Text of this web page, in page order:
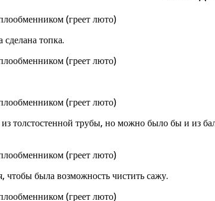
топка.
толстостенной трубы, но можно было бы и из
чтобы была возможность чистить сажу.